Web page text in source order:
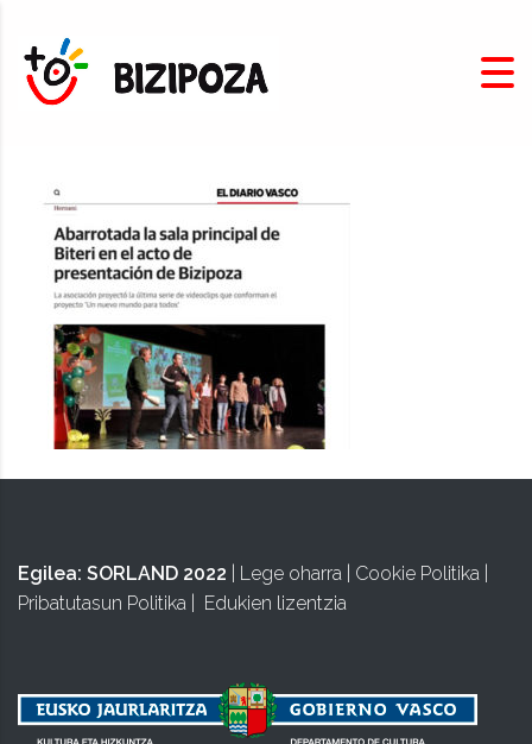
Egilea: SORLAND 2022 Lege oharra Cookie Politika
Pribatutasun Politika
Edukien lizentzia